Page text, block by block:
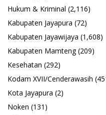
Hukum & Kriminal (2,116)
Kabupaten Jayapura (72)
Kabupaten Jayawijaya (1,608)
Kabupaten Mamteng(209)
Kesehatan (292)
Kodam XVII/Cenderawasih
Kota Jayapura (2)
Noken (131)